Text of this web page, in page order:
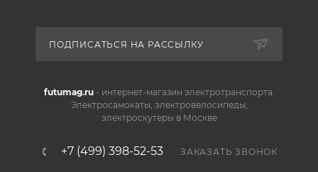
ПОДПИСАТЬСЯ НА РАССЫЛКУ
futumag.ru- интернет-магазин электротранспорта.
Электросамокаты, электровелосипеды,
электроскутеры в Москве
+7 (499) 398-52-53 ЗАКАЗАТЬ ЗВОНОК